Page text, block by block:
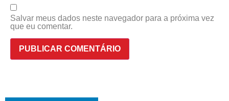
Salvar meus dados neste navegador para a próxima vez
que eu comentar.